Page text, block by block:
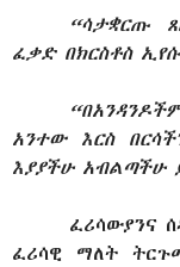
“ሳታቋርጡ
ፈቃድ በክርስቶስ
/1ተሰ.
አንተው እርስ
እያያችሁ አብልጣችሁ
/ዕብ.
ፈሪሳውያንና
ፈሪሳዊ ማለት